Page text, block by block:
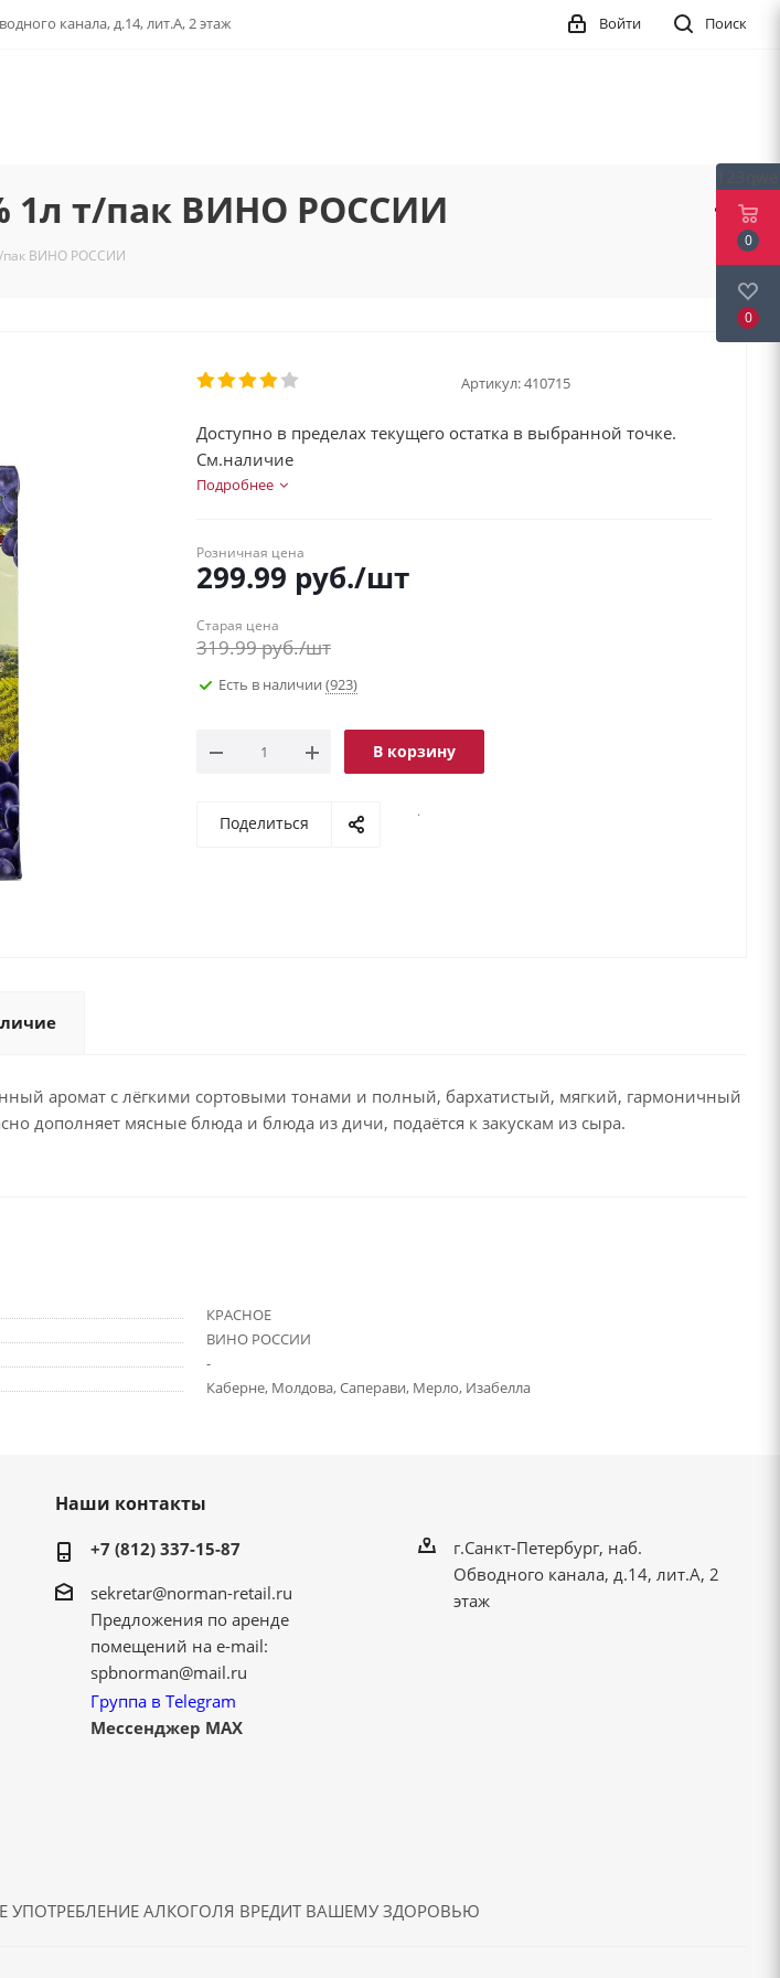
канала, д.14, лит.А, 2 этаж Поиск
Войти
1л т/пак ВИНО РОССИИ
пак ВИНО РОССИИ
Артикул:410715
Доступно в пределах текущего остатка в выбранной точке.
См.наличие
Подробнее
Розничная цена
299.99 руб./шт
Старая цена
319.99руб./шт
Есть в наличии (923)
В корзину
Поделиться
.
аромат с лёгкими сортовыми тонами и полный, бархатистый, мягкий, гармоничный
дополняет мясные блюда и блюда из дичи, подаётся к закускам из сыра.
КРАСНОЕ
ВИНО РОССИИ
-
Каберне, Молдова, Саперави, Мерло, Изабелла
Наши контакты
+7 (812) 337-15-87
sekretar@norman-retail.ru
Предложения по аренде
помещений на e-mail:
spbnorman@mail.ru
Группа в Telegram
Мессенджер MAX
г.Санкт-Петербург, наб.
Обводного канала, д.14, лит.А, 2
этаж
УПОТРЕБЛЕНИЕ АЛКОГОЛЯ ВРЕДИТ ВАШЕМУ ЗДОРОВЬЮ
0
0